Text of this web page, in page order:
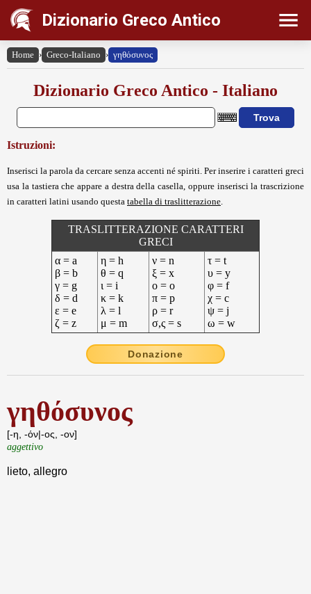
Dizionario Greco Antico
Home › Greco-Italiano › γηθόσυνος
Dizionario Greco Antico - Italiano
Istruzioni:
Inserisci la parola da cercare senza accenti né spiriti. Per inserire i caratteri greci
usa la tastiera che appare a destra della casella, oppure inserisci la trascrizione
in caratteri latini usando questa tabella di traslitterazione
TRASLITTERAZIONE CARATTERI
GRECI
α = a
β = b
γ = g
δ = d
ε = e
ζ = z
η = h
θ = q
ι = i
κ = k
λ = l
μ = m
ν = n
ξ = x
ο = o
π = p
ρ = r
σ,ς = s
τ = t
υ = y
φ = f
χ = c
ψ = j
ω = w
Donazione
γηθόσυνος
[-η, -όν|-ος, -ον]
aggettivo
lieto, allegro